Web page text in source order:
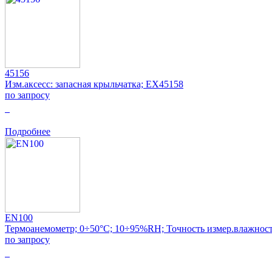
45156
Изм.аксесс: запасная крыльчатка; EX45158
по запросу
Подробнее
EN100
Термоанемометр; 0÷50°C; 10÷95%RH; Точность
по запросу